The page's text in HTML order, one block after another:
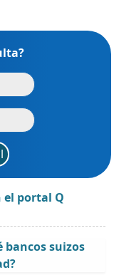
el portal Q
bancos suizos